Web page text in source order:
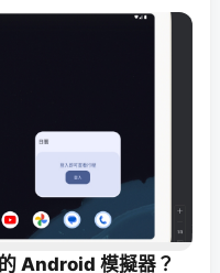
Android 模擬器？